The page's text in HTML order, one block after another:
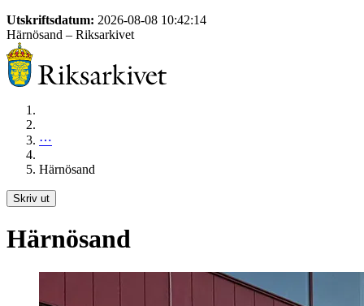
Utskriftsdatum: 2026-08-08 10:42:14
Härnösand – Riksarkivet
⋯
Härnösand
Skriv ut
Härnösand